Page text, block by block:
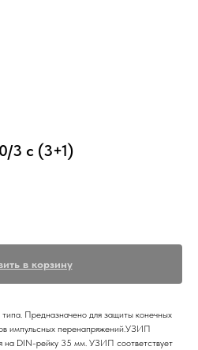
с (3+1)
в корзину
Предназначено для защиты конечных
импульсных перенапряжений.УЗИП
на DIN-рейку 35 мм. УЗИП соответствует